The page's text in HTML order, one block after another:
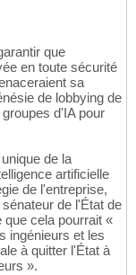
que
en toute sécurité
sa
de lobbying de
d'IA pour
de la
artificielle
de l'entreprise,
de l'État de
que cela pourrait «
ingénieurs et les
à quitter l'État à
».